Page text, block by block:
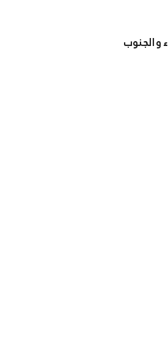
بين 12° الى 16° بشمال الصحراء و الجنوب